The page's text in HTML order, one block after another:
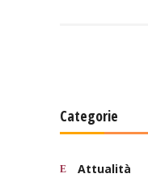
Categorie
Attualità